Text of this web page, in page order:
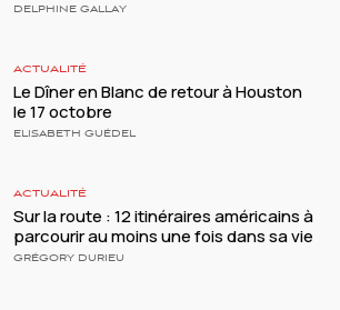
DELPHINE GALLAY
ACTUALITÉ
Le Dîner en Blanc de retour à Houston
le 17 octobre
ELISABETH GUÉDEL
ACTUALITÉ
Sur la route : 12 itinéraires américains à
parcourir au moins une fois dans sa vie
GRÉGORY DURIEU